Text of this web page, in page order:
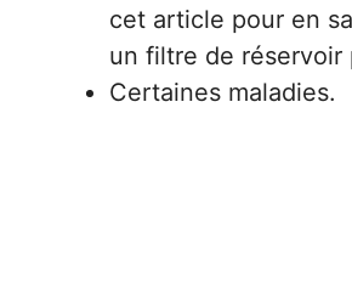
cet article pour en
un filtre de réservoir
Certaines maladies.